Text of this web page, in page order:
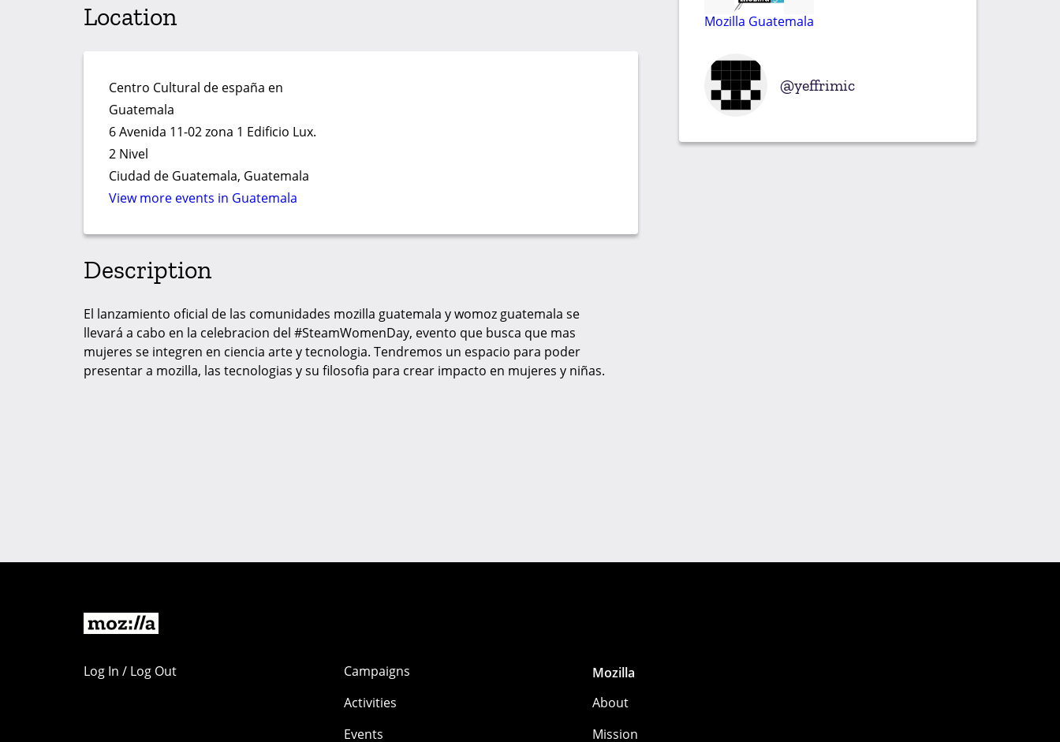
Location
Centro Cultural de españa en
Guatemala
6 Avenida 11-02 zona 1 Edificio Lux.
2 Nivel
Ciudad de Guatemala, Guatemala
View more events in Guatemala
Description
El lanzamiento oficial de las comunidades mozilla guatemala y womoz guatemala se
llevará a cabo en la celebracion del #SteamWomenDay, evento que busca que mas
mujeres se integren en ciencia arte y tecnologia. Tendremos un espacio para poder
presentar a mozilla, las tecnologias y su filosofia para crear impacto en mujeres y niñas.
Mozilla Guatemala
yeffrimic
Log In / Log Out
Campaigns
Activities
Events
Mozilla
About
Mission